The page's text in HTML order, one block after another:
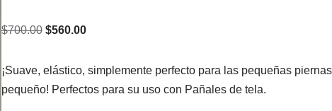
$700.00 $560.00
¡Suave, elástico, simplemente perfecto para las pequeñas
pequeño! Perfectos para su uso con Pañales de tela.